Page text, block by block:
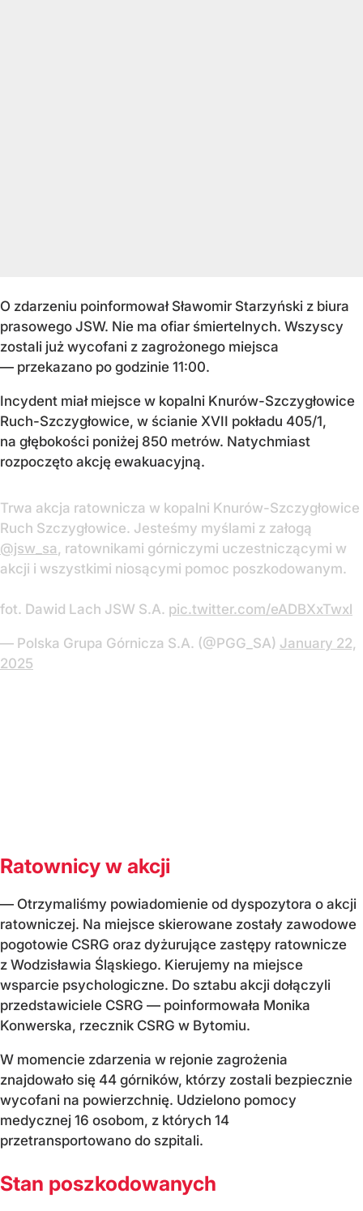
O zdarzeniu poinformował Sławomir Starzyński z biura
prasowego JSW. Nie ma ofiar śmiertelnych. Wszyscy
zostali już wycofani z zagrożonego miejsca
— przekazano po godzinie 11:00.
Incydent miał miejsce w kopalni Knurów-Szczygłowice
Ruch-Szczygłowice, w ścianie XVII pokładu 405/1,
na głębokości poniżej 850 metrów. Natychmiast
rozpoczęto akcję ewakuacyjną.
Trwa akcja ratownicza w kopalni Knurów-Szczygłowice
Ruch Szczygłowice. Jesteśmy myślami z załogą
@jsw_sa , ratownikami górniczymi uczestniczącymi w
akcji i wszystkimi niosącymi pomoc poszkodowanym.
fot. Dawid Lach JSW S.A. pic.twitter.com/eADBXxTwxl
— Polska Grupa Górnicza S.A. (@PGG_SA) January 22,
2025
Ratownicy w akcji
— Otrzymaliśmy powiadomienie od dyspozytora o akcji
ratowniczej. Na miejsce skierowane zostały zawodowe
pogotowie CSRG oraz dyżurujące zastępy ratownicze
z Wodzisławia Śląskiego. Kierujemy na miejsce
wsparcie psychologiczne. Do sztabu akcji dołączyli
przedstawiciele CSRG — poinformowała Monika
Konwerska, rzecznik CSRG w Bytomiu.
W momencie zdarzenia w rejonie zagrożenia
znajdowało się 44 górników, którzy zostali bezpiecznie
wycofani na powierzchnię. Udzielono pomocy
medycznej 16 osobom, z których 14
przetransportowano do szpitali.
Stan poszkodowanych